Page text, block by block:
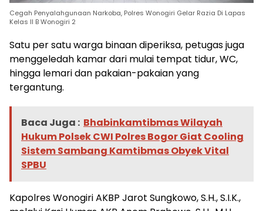
Cegah Penyalahgunaan Narkoba, Polres Wonogiri Gelar Razia Di Lapas
Kelas II B Wonogiri 2
Satu per satu warga binaan diperiksa, petugas juga
menggeledah kamar dari mulai tempat tidur, WC,
hingga lemari dan pakaian-pakaian yang
tergantung.
Baca Juga : Bhabinkamtibmas Wilayah
Hukum Polsek CWI Polres Bogor Giat Cooling
Sistem Sambang Kamtibmas Obyek Vital
SPBU
Kapolres Wonogiri AKBP Jarot Sungkowo, S.H., S.I.K.,